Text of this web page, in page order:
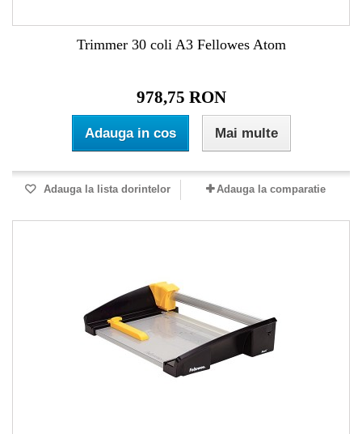
Trimmer 30 coli A3 Fellowes Atom
978,75 RON
Adauga in cos Mai multe
Adauga la lista dorintelor Adauga la comparatie